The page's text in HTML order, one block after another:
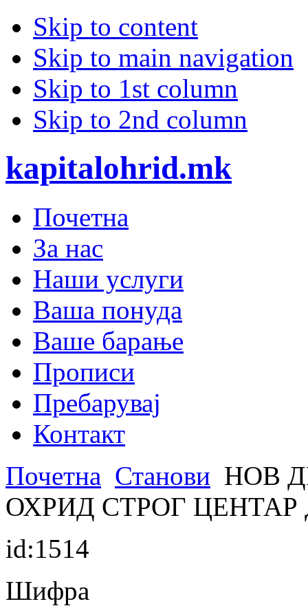
Skip to content
Skip to main navigation
Skip to 1st column
Skip to 2nd column
kapitalohrid.mk
Почетна
За нас
Наши услуги
Ваша понуда
Ваше барање
Прописи
Пребарувај
Контакт
Почетна Станови НОВ
ОХРИД СТРОГ
id:1514
Шифра